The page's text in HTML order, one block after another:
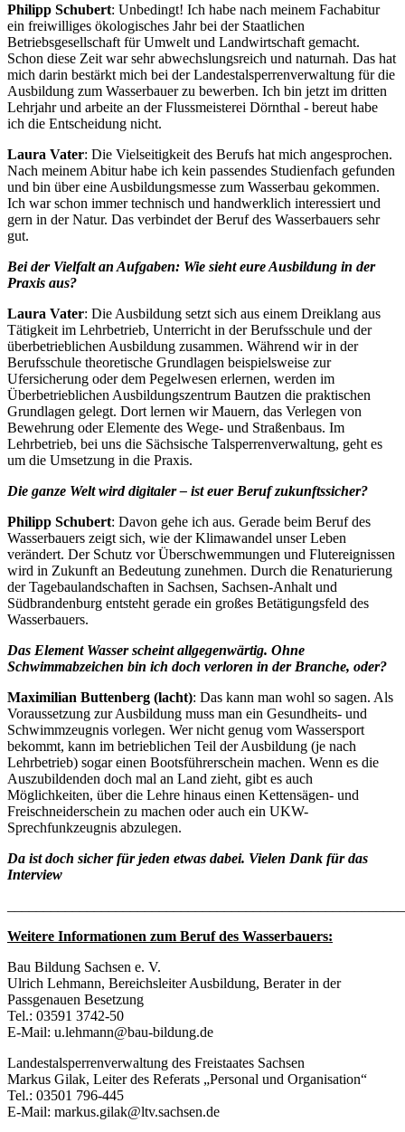
Philipp Schubert: Unbedingt! Ich habe nach meinem Fachabitur
ein freiwilliges ökologisches Jahr bei der Staatlichen
Betriebsgesellschaft für Umwelt und Landwirtschaft gemacht.
Schon diese Zeit war sehr abwechslungsreich und naturnah. Das hat
mich darin bestärkt mich bei der Landestalsperrenverwaltung für die
Ausbildung zum Wasserbauer zu bewerben. Ich bin jetzt im dritten
Lehrjahr und arbeite an der Flussmeisterei Dörnthal - bereut habe
ich die Entscheidung nicht.
Laura Vater: Die Vielseitigkeit des Berufs hat mich angesprochen.
Nach meinem Abitur habe ich kein passendes Studienfach gefunden
und bin über eine Ausbildungsmesse zum Wasserbau gekommen.
Ich war schon immer technisch und handwerklich interessiert und
gern in der Natur. Das verbindet der Beruf des Wasserbauers sehr
gut.
Bei der Vielfalt an Aufgaben: Wie sieht eure Ausbildung in der
Praxis aus?
Laura Vater: Die Ausbildung setzt sich aus einem Dreiklang aus
Tätigkeit im Lehrbetrieb, Unterricht in der Berufsschule und der
überbetrieblichen Ausbildung zusammen. Während wir in der
Berufsschule theoretische Grundlagen beispielsweise zur
Ufersicherung oder dem Pegelwesen erlernen, werden im
Überbetrieblichen Ausbildungszentrum Bautzen die praktischen
Grundlagen gelegt. Dort lernen wir Mauern, das Verlegen von
Bewehrung oder Elemente des Wege- und Straßenbaus. Im
Lehrbetrieb, bei uns die Sächsische Talsperrenverwaltung, geht es
um die Umsetzung in die Praxis.
Die ganze Welt wird digitaler – ist euer Beruf zukunftssicher?
Philipp Schubert: Davon gehe ich aus. Gerade beim Beruf des
Wasserbauers zeigt sich, wie der Klimawandel unser Leben
verändert. Der Schutz vor Überschwemmungen und Flutereignissen
wird in Zukunft an Bedeutung zunehmen. Durch die Renaturierung
der Tagebaulandschaften in Sachsen, Sachsen-Anhalt und
Südbrandenburg entsteht gerade ein großes Betätigungsfeld des
Wasserbauers.
Das Element Wasser scheint allgegenwärtig. Ohne
Schwimmabzeichen bin ich doch verloren in der Branche, oder?
Maximilian Buttenberg (lacht): Das kann man wohl so sagen. Als
Voraussetzung zur Ausbildung muss man ein Gesundheits- und
Schwimmzeugnis vorlegen. Wer nicht genug vom Wassersport
bekommt, kann im betrieblichen Teil der Ausbildung (je nach
Lehrbetrieb) sogar einen Bootsführerschein machen. Wenn es die
Auszubildenden doch mal an Land zieht, gibt es auch
Möglichkeiten, über die Lehre hinaus einen Kettensägen- und
Freischneiderschein zu machen oder auch ein UKW-
Sprechfunkzeugnis abzulegen.
Da ist doch sicher für jeden etwas dabei. Vielen Dank für das
Interview
Weitere Informationen zum Beruf des Wasserbauers:
Bau Bildung Sachsen e. V.
Ulrich Lehmann, Bereichsleiter Ausbildung, Berater in der
Passgenauen Besetzung
Tel.: 03591 3742-50
E-Mail: u.lehmann@bau-bildung.de
Landestalsperrenverwaltung des Freistaates Sachsen
Markus Gilak, Leiter des Referats „Personal und Organisation“
Tel.: 03501 796-445
E-Mail: markus.gilak@ltv.sachsen.de